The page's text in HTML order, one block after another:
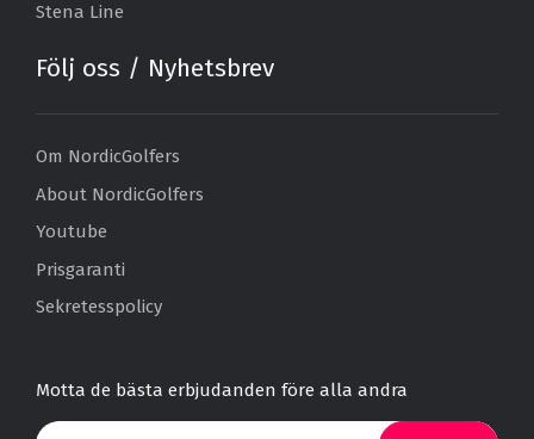
Stena Line
Följ oss / Nyhetsbrev
Om NordicGolfers
About NordicGolfers
Youtube
Prisgaranti
Sekretesspolicy
Motta de bästa erbjudanden före alla andra